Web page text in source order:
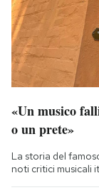
«Un musico
o un prete»
La storia del
noti critici musicali